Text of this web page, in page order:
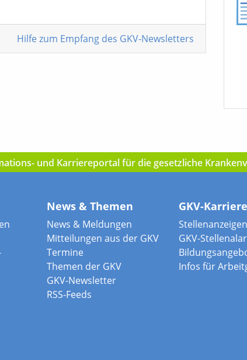
Hilfe zum Empfang des GKV-Newsletters
und Karriereportal für die gesetzliche
News & Themen
News & Meldungen
Mitteilungen aus der GKV
Termine
Themen der GKV
GKV-Newsletter
RSS-Feeds
GKV-
Stellenanzeigen
GKV-
Infos für